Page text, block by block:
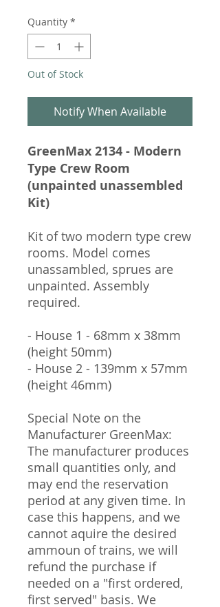
Quantity *
Out of Stock
Notify When Available
GreenMax 2134 - Modern
Type Crew Room
(unpainted unassembled
Kit)
Kit of two modern type crew
rooms. Model comes
unassambled, sprues are
unpainted. Assembly
required.
- House 1 - 68mm x 38mm
(height 50mm)
- House 2 - 139mm x 57mm
(height 46mm)
Special Note on the
Manufacturer GreenMax:
The manufacturer produces
small quantities only, and
may end the reservation
period at any given time. In
case this happens, and we
cannot aquire the desired
ammoun of trains, we will
refund the purchase if
needed on a "first ordered,
first served" basis. We